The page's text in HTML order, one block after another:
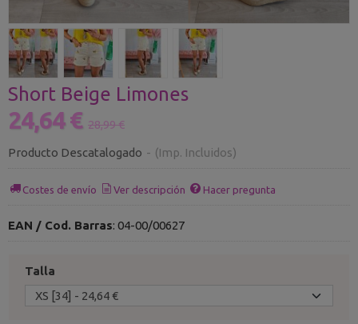
Short Beige Limones
24,64 € 28,99 €
Producto Descatalogado - (Imp. Incluidos)
Costes de envío Ver descripción Hacer pregunta
EAN / Cod. Barras: 04-00/00627
Talla